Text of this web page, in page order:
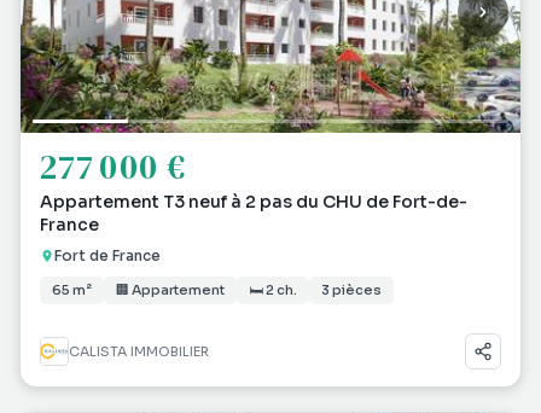
277 000 €
Appartement T3 neuf à 2 pas du CHU de Fort-de-
France
Fort de France
65 m² 🏢 Appartement 🛏 2 ch. 3 pièces
CALISTA IMMOBILIER